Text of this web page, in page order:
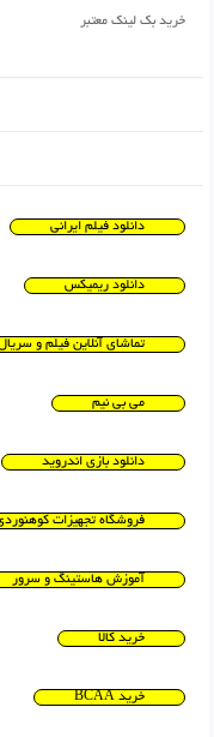
خرید بک لینک معتبر
دانلود فیلم ایرانی
دانلود ریمیکس
تماشای آنلاین فیلم و
می بی نیم
دانلود بازی اندروید
فروشگاه تجهیزات
آموزش هاستینگ و سرور
خرید کالا
خرید BCAA